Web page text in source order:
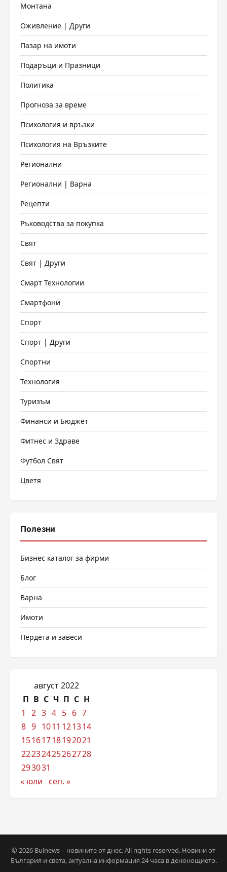
Монтана
Оживление | Други
Пазар на имоти
Подаръци и Празници
Политика
Прогноза за време
Психология и връзки
Психология на Връзките
Регионални
Регионални | Варна
Рецепти
Ръководства за покупка
Свят
Свят | Други
Смарт Технологии
Смартфони
Спорт
Спорт | Други
Спортни
Технология
Туризъм
Финанси и Бюджет
Фитнес и Здраве
Футбол Свят
Цветя
Полезни
Бизнес каталог за фирми
Блог
Варна
Имоти
Пердета и завеси
август 2022
П В С Ч П С Н
1
2 3 4 5 6 7
8 9 1011 121314
15161718192021
22232425262728
293031
« юли
сеп. »
© 2026 Bulnews – новините от днес. All rights reserved. Новини от
България и света, актуална информация 24 часа в денонощието.